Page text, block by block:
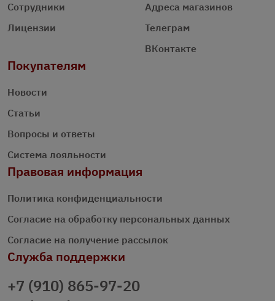
Сотрудники
Лицензии
Адреса магазинов
Телеграм
ВКонтакте
Покупателям
Новости
Статьи
Вопросы и ответы
Система лояльности
Правовая информация
Политика конфиденциальности
Согласие на обработку персональных данных
Согласие на получение рассылок
Служба поддержки
+7 (910) 865-97-20